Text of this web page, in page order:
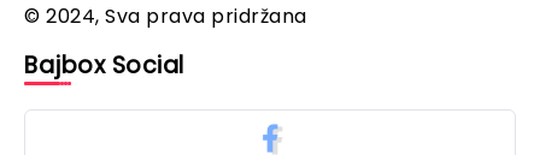
© 2024, Sva prava pridržana
Bajbox Social